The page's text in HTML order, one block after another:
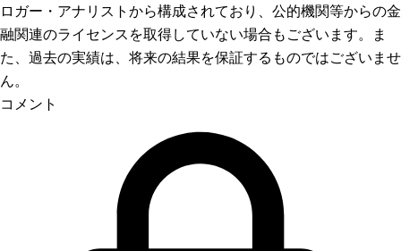
ロガー・アナリストから構成されており、公的機関等からの金
融関連のライセンスを取得していない場合もございます。ま
た、過去の実績は、将来の結果を保証するものではございませ
ん。
コメント